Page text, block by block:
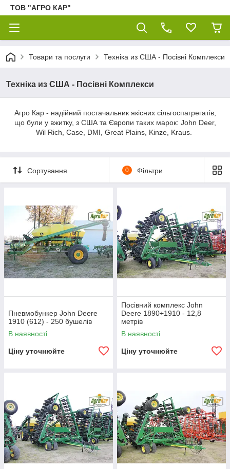
ТОВ "АГРО КАР"
Товари та послуги Техніка из США - Посівні Комплекси
Техніка из США - Посівні Комплекси
Агро Кар - надійний постачальник якісних сільгоспагрегатів,
що були у вжитку, з США та Європи таких марок: John Deer,
Wil Rich, Case, DMI, Great Plains, Kinze, Kraus.
Сортування 0 Фільтри
Пневмобункер John Deere
1910 (612) - 250 бушелів
В наявності
Ціну уточнюйте
Посівний комплекс John
Deere 1890+1910 - 12,8
метрів
В наявності
Ціну уточнюйте